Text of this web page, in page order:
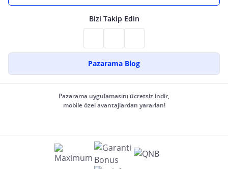
Bizi Takip Edin
Pazarama Blog
Pazarama uygulamasını ücretsiz indir,
mobile özel avantajlardan yararlan!